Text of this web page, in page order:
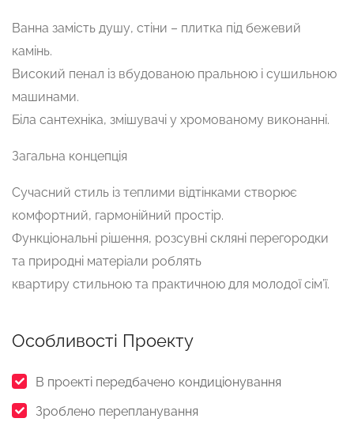
Ванна замість душу, стіни – плитка під бежевий
камінь.
Високий пенал із вбудованою пральною і сушильною
машинами.
Біла сантехніка, змішувачі у хромованому виконанні.
Загальна концепція
Сучасний стиль із теплими відтінками створює
комфортний, гармонійний простір.
Функціональні рішення, розсувні скляні перегородки
та природні матеріали роблять
квартиру стильною та практичною для молодої сім’ї.
Особливості Проекту
В проекті передбачено кондиціонування
Зроблено перепланування